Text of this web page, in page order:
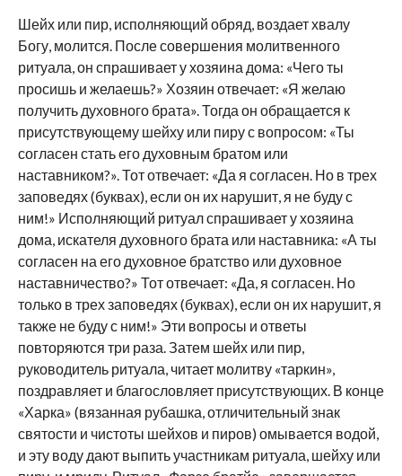
Шейх или пир, исполняющий обряд, воздает хвалу
Богу, молится. После совершения молитвенного
ритуала, он спрашивает у хозяина дома: «Чего ты
просишь и желаешь?» Хозяин отвечает: «Я желаю
получить духовного брата». Тогда он обращается к
присутствующему шейху или пиру с вопросом: «Ты
согласен стать его духовным братом или
наставником?». Тот отвечает: «Да я согласен. Но в трех
заповедях (буквах), если он их нарушит, я не буду с
ним!» Исполняющий ритуал спрашивает у хозяина
дома, искателя духовного брата или наставника: «А ты
согласен на его духовное братство или духовное
наставничество?» Тот отвечает: «Да, я согласен. Но
только в трех заповедях (буквах), если он их нарушит, я
также не буду с ним!» Эти вопросы и ответы
повторяются три раза. Затем шейх или пир,
руководитель ритуала, читает молитву «таркин»,
поздравляет и благословляет присутствующих. В конце
«Харка» (вязанная рубашка, отличительный знак
святости и чистоты шейхов и пиров) омывается водой,
и эту воду дают выпить участникам ритуала, шейху или